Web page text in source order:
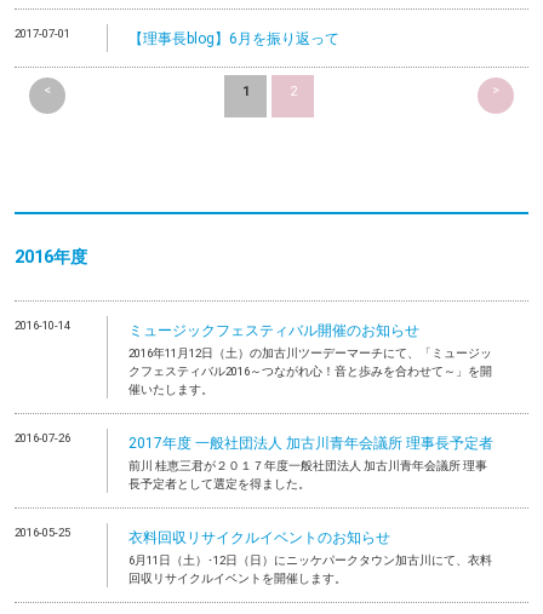
2017-07-01 【理事長blog】6月を振り返って
< 1 2 >
2016年度
2016-10-14 ミュージックフェスティバル開催のお知らせ
2016年11月12日（土）の加古川ツーデーマーチにて、「ミュージッ
クフェスティバル2016～つながれ心！音と歩みを合わせて～」を開
催いたします。
2016-07-26 2017年度 一般社団法人 加古川青年会議所 理事長予定者
前川 桂恵三君が２０１７年度一般社団法人 加古川青年会議所 理事
長予定者として選定を得ました。
2016-05-25 衣料回収リサイクルイベントのお知らせ
6月11日（土）･12日（日）にニッケパークタウン加古川にて、衣料
回収リサイクルイベントを開催します。